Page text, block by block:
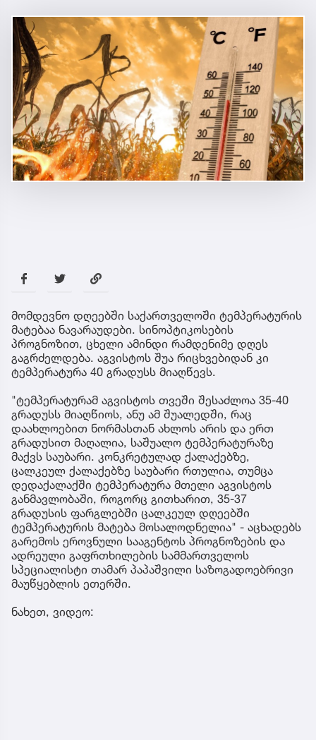
მომდევნო დღეებში საქართველოში ტემპერატურის
მატებაა ნავარაუდები. სინოპტიკოსების
პროგნოზით, ცხელი ამინდი რამდენიმე დღეს
გაგრძელდება. აგვისტოს შუა რიცხვებიდან კი
ტემპერატურა 40 გრადუსს მიაღწევს.
"ტემპერატურამ აგვისტოს თვეში შესაძლოა 35-40
გრადუსს მიაღწიოს, ანუ ამ შუალედში, რაც
დაახლოებით ნორმასთან ახლოს არის და ერთ
გრადუსით მაღალია, საშუალო ტემპერატურაზე
მაქვს საუბარი. კონკრეტულად ქალაქებზე,
ცალკეულ ქალაქებზე საუბარი რთულია, თუმცა
დედაქალაქში ტემპერატურა მთელი აგვისტოს
განმავლობაში, როგორც გითხარით, 35-37
გრადუსის ფარგლებში ცალკეულ დღეებში
ტემპერატურის მატება მოსალოდნელია" - აცხადებს
გარემოს ეროვნული სააგენტოს პროგნოზების და
ადრეული გაფრთხილების სამმართველოს
სპეციალისტი თამარ პაპაშვილი საზოგადოებრივი
მაუწყებლის ეთერში.
ნახეთ, ვიდეო: